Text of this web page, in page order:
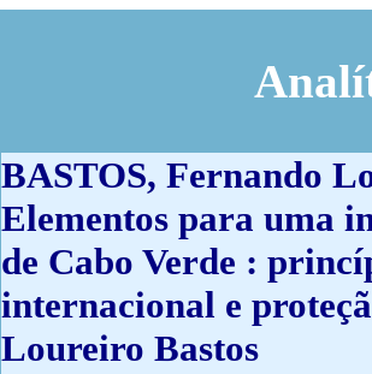
BASTOS, Fernando
Elementos para uma
de Cabo Verde :
internacional e
Loureiro Bastos